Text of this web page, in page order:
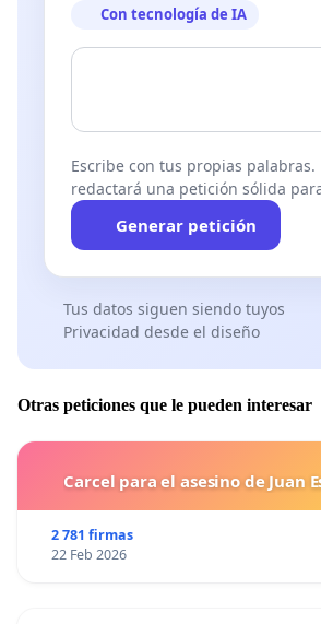
Con tecnología de IA
Escribe con tus propias palabras.
redactará una petición sólida
Generar petición
Tus datos siguen siendo tuyos
Privacidad desde el diseño
Otras peticiones que le pueden interesar
Carcel para el asesino de Juan
2 781 firmas
22 Feb 2026